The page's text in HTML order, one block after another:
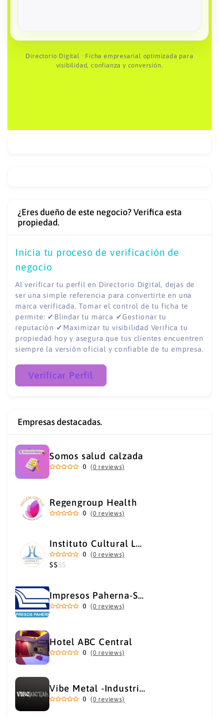
Directorio Digital · Ficha empresarial optimizada para
visibilidad, confianza y conversión.
¿Eres dueño de este negocio? Verifica esta
propiedad.
Inicia tu proceso de verificación de
negocio
Al verificar tu perfil en Directorio Digital, dejas de
ser una simple referencia para convertirte en una
marca verificada. Tomar el control de tu ficha te
permite: ✔Blindar tu marca ✔Gestionar tu
reputación ✔Maximizar tu visibilidad Verifica tu
propiedad hoy y asegura que tus clientes encuentren
siempre la versión oficial y confiable de tu empresa.
Verificar Perfil
Empresas destacadas.
Somos salud calzada
0 (0 reviews)
Regengroup Health
0 (0 reviews)
Instituto Cultural Los Héroes
0 (0 reviews)
$$$$
Impresos Paherna-Servicios Gráficos Industriales
0 (0 reviews)
Hotel ABC Central
0 (0 reviews)
Vibe Metal -Industrial Metal Supply
0 (0 reviews)